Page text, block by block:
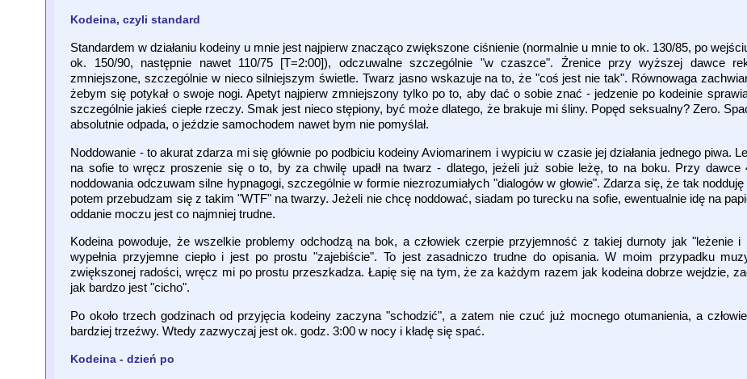
Kodeina, czyli standard
Standardem w działaniu kodeiny u mnie jest najpierw znacząco zwiększone ciśnienie (normalnie u mnie to ok. 130/85, po
ok. 150/90, następnie nawet 110/75 [T=2:00]), odczuwalne szczególnie "w czaszce". Źrenice przy wyższej dawce
zmniejszone, szczególnie w nieco silniejszym świetle. Twarz jasno wskazuje na to, że "coś jest nie tak". Równowaga
żebym się potykał o swoje nogi. Apetyt najpierw zmniejszony tylko po to, aby dać o sobie znać - jedzenie po kodeinie
szczególnie jakieś ciepłe rzeczy. Smak jest nieco stępiony, być może dlatego, że brakuje mi śliny. Popęd seksualny? Zero.
absolutnie odpada, o jeździe samochodem nawet bym nie pomyślał.
Noddowanie - to akurat zdarza mi się głównie po podbiciu kodeiny Aviomarinem i wypiciu w czasie jej działania jednego piwa.
na sofie to wręcz proszenie się o to, by za chwilę upadł na twarz - dlatego, jeżeli już sobie leżę, to na boku. Przy dawce
noddowania odczuwam silne hypnagogi, szczególnie w formie niezrozumiałych "dialogów w głowie". Zdarza się, że tak
potem przebudzam się z takim "WTF" na twarzy. Jeżeli nie chcę noddować, siadam po turecku na sofie, ewentualnie idę na
oddanie moczu jest co najmniej trudne.
Kodeina powoduje, że wszelkie problemy odchodzą na bok, a człowiek czerpie przyjemność z takiej durnoty jak "leżenie i
wypełnia przyjemne ciepło i jest po prostu "zajebiście". To jest zasadniczo trudne do opisania. W moim przypadku
zwiększonej radości, wręcz mi po prostu przeszkadza. Łapię się na tym, że za każdym razem jak kodeina dobrze wejdzie,
jak bardzo jest "cicho".
Po około trzech godzinach od przyjęcia kodeiny zaczyna "schodzić", a zatem nie czuć już mocnego otumanienia, a
bardziej trzeźwy. Wtedy zazwyczaj jest ok. godz. 3:00 w nocy i kładę się spać.
Kodeina - dzień po